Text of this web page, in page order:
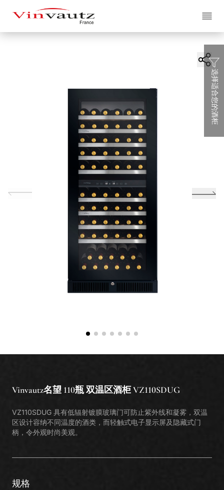
Classe A
. Artieurs
. Supreme
. Polyvalent
. Inverter
. Enthusiast
. Integre
客户服务
选择适合您的酒柜
Vinvautz名望 110瓶 双温区酒柜 VZ110SDUG
VZ110SDUG 具有低辐射镀膜玻璃门可防止紫外线和凝雾，双温
区设计容纳不同温度的酒类，而轻触式电子显示屏及隐藏式门
柄，令外观时尚美观。
规格